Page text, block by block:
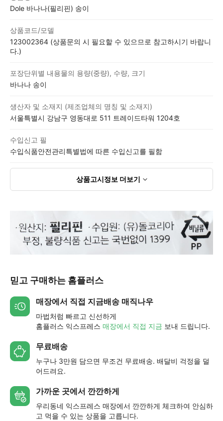
Dole 바나나(필리핀) 송이
상품코드/모델
123002364 (상품문의 시 필요할 수 있으므로 참고하시기 바랍니
다.)
포장단위별 내용물의 용량(중량), 수량, 크기
바나나 송이
생산자 및 소재지 (제조업체의 명칭 및 소재지)
서울특별시 강남구 영동대로 511 트레이드타워 1204호
수입신고 필
수입식품안전관리특별법에 따른 수입신고를 필함
상품고시정보 더보기
믿고 구매하는 홈플러스
매장에서 직접 지금배송 매직나우
마법처럼 빠르고 신선하게
홈플러스 익스프레스 매장에서 직접 지금 보내 드립니다.
무료배송
누구나 3만원 담으면 무조건 무료배송. 배달비 걱정을 덜
어드려요.
가까운 곳에서 깐깐하게
우리동네 익스프레스 매장에서 깐깐하게 체크하여 안심하
고 먹을 수 있는 상품을 고릅니다.